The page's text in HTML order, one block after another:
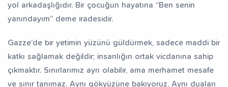
yol arkadaşlığıdır. Bir çocuğun hayatına “Ben senin
yanındayım” deme iradesidir.
Gazze’de bir yetimin yüzünü güldürmek, sadece maddi bir
katkı sağlamak değildir; insanlığın ortak vicdanına sahip
çıkmaktır. Sınırlarımız ayrı olabilir, ama merhamet mesafe
ve sınır tanımaz. Aynı gökyüzüne bakıyoruz. Aynı duaları